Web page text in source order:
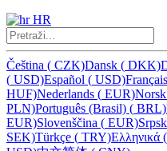
HR
Čeština ( CZK)Dansk ( DKK)
( USD)Español ( USD)Français
HUF)Nederlands ( EUR)
PLN)Português (Brasil) ( BRL)
EUR)Slovenščina ( EUR)
SEK)Türkçe ( TRY)Ελληνικά (